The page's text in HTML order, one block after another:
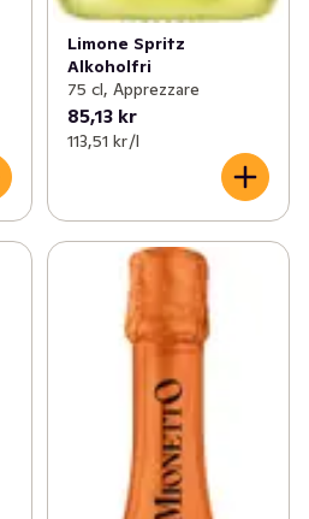
Limone Spritz
Alkoholfri
75 cl, Apprezzare
85,13 kr
113,51 kr /l